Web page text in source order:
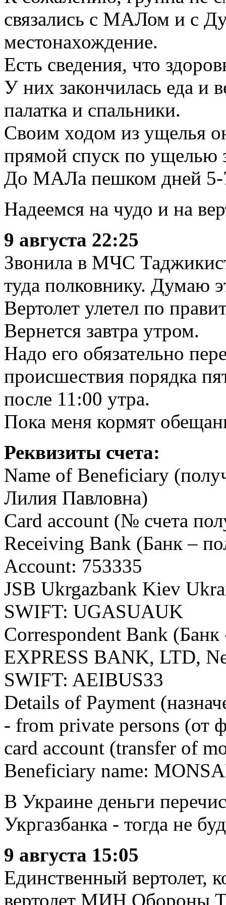
связались с МАЛом и с
местонахождение.
Есть сведения, что
У них закончилась еда и
палатка и спальники.
Своим ходом из ущелья
прямой спуск по ущелью
До МАЛа пешком дней 5-7
Надеемся на чудо и на
9 августа 22:25
Звонила в МЧС
туда полковнику. Думаю
Вертолет улетел по
Вернется завтра утром.
Надо его обязательно
происшествия порядка
после 11:00 утра.
Пока меня кормят
Реквизиты счета:
Name of Beneficiary
Лилия Павловна)
Card account (№ счета
Receiving Bank (Банк –
Account: 753335
JSB Ukrgazbank Kiev
SWIFT: UGASUAUK
Correspondent Bank
EXPRESS BANK, LTD,
SWIFT: AEIBUS33
Details of Payment
- from private persons (от
card account (transfer of
Beneficiary name:
В Украине деньги
Укргазбанка - тогда не
9 августа 15:05
Единственный вертолет,
вертолет МИН Обороны